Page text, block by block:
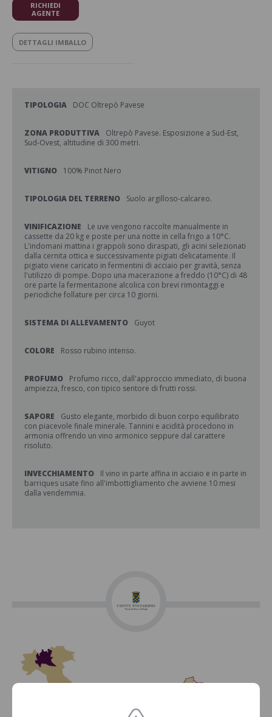
RICHIEDI
AGENTE
DETTAGLI IMBALLO
TIPOLOGIA DOC Oltrepò Pavese
ZONA PRODUTTIVA
Oltrepò Pavese. Esposizione a Sud-Est,
Sud-Ovest, altitudine di 300 metri.
VITIGNO 100% Pinot Nero
TIPOLOGIA DEL TERRENO Suolo argilloso-calcareo.
VINIFICAZIONE
Le uve vengono raccolte manualmente in
cassette da 20 kg e poste per una notte in cella frigo a 10°C.
L'indomani mattina i grappoli sono diraspati, gli acini selezionati
dalla cernita ottica e successivamente pigiati delicatamente. Il
pigiato viene caricato in fermentini di acciaio per gravità, senza
l'utilizzo di pompe. Dopo una macerazione a freddo (10°C) di 48
ore parte la fermentazione alcolica con brevi rimontaggi e
periodiche follature per circa 10 giorni.
SISTEMA DI ALLEVAMENTO Guyot
COLORE Rosso rubino intenso.
PROFUMO
Profumo ricco, dall'approccio immediato, di buona
ampiezza, fresco, con tipico sentore di frutti rossi.
SAPORE
Gusto elegante, morbido di buon corpo equilibrato
con piacevole finale minerale. Tannini e acidità procedono in
armonia offrendo un vino armonico seppure dal carattere
risoluto.
INVECCHIAMENTO
Il vino in parte affina in acciaio e in parte in
barriques usate fino all'imbottigliamento che avviene 10 mesi
dalla vendemmia.